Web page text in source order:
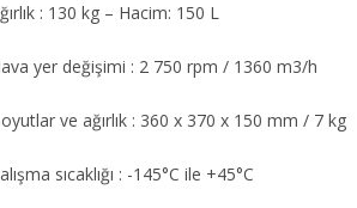
: 130 kg – Hacim: 150 L
yer değişimi : 2 750 rpm / 1360 m3/h
ve ağırlık : 360 x 370 x 150 mm / 7 kg
sıcaklığı : -145°C ile +45°C